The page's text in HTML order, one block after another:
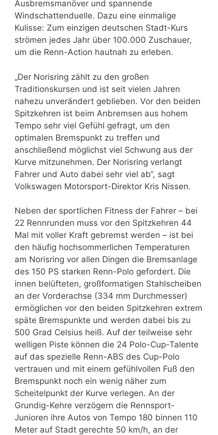
Ausbremsmanöver und spannende
Windschattenduelle. Dazu eine einmalige
Kulisse: Zum einzigen deutschen Stadt-Kurs
strömen jedes Jahr über 100.000 Zuschauer,
um die Renn-Action hautnah zu erleben.
„Der Norisring zählt zu den großen
Traditionskursen und ist seit vielen Jahren
nahezu unverändert geblieben. Vor den beiden
Spitzkehren ist beim Anbremsen aus hohem
Tempo sehr viel Gefühl gefragt, um den
optimalen Bremspunkt zu treffen und
anschließend möglichst viel Schwung aus der
Kurve mitzunehmen. Der Norisring verlangt
Fahrer und Auto dabei sehr viel ab“, sagt
Volkswagen Motorsport-Direktor Kris Nissen.
Neben der sportlichen Fitness der Fahrer – bei
22 Rennrunden muss vor den Spitzkehren 44
Mal mit voller Kraft gebremst werden – ist bei
den häufig hochsommerlichen Temperaturen
am Norisring vor allen Dingen die Bremsanlage
des 150 PS starken Renn-Polo gefordert. Die
innen belüfteten, großformatigen Stahlscheiben
an der Vorderachse (334 mm Durchmesser)
ermöglichen vor den beiden Spitzkehren extrem
späte Bremspunkte und werden dabei bis zu
500 Grad Celsius heiß. Auf der teilweise sehr
welligen Piste können die 24 Polo-Cup-Talente
auf das spezielle Renn-ABS des Cup-Polo
vertrauen und mit einem gefühlvollen Fuß den
Bremspunkt noch ein wenig näher zum
Scheitelpunkt der Kurve verlegen. An der
Grundig-Kehre verzögern die Rennsport-
Junioren ihre Autos von Tempo 180 binnen 110
Meter auf Stadt gerechte 50 km/h, an der